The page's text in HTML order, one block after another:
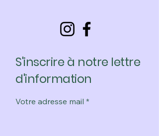
S'inscrire à notre lettre
d'information
Votre adresse mail